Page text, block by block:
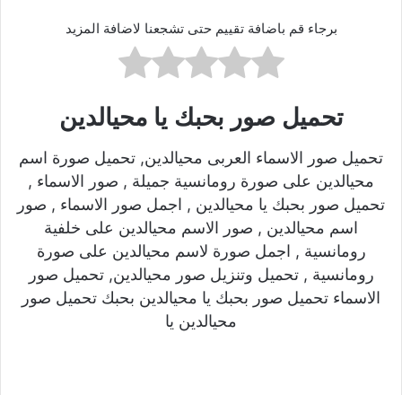
برجاء قم باضافة تقييم حتى تشجعنا لاضافة المزيد
تحميل صور بحبك يا محيالدين
تحميل صور الاسماء العربى محيالدين, تحميل صورة اسم
محيالدين على صورة رومانسية جميلة , صور الاسماء ,
تحميل صور بحبك يا محيالدين , اجمل صور الاسماء , صور
اسم محيالدين , صور الاسم محيالدين على خلفية
رومانسية , اجمل صورة لاسم محيالدين على صورة
رومانسية , تحميل وتنزيل صور محيالدين, تحميل صور
الاسماء تحميل صور بحبك يا محيالدين بحبك تحميل صور
محيالدين يا